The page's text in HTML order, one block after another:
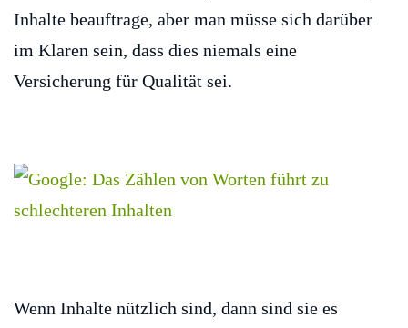
Inhalte beauftrage, aber man müsse sich darüber
im Klaren sein, dass dies niemals eine
Versicherung für Qualität sei.
Wenn Inhalte nützlich sind, dann sind sie es